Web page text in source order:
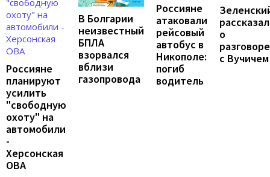
Россияне
планируют
усилить
"свободную
охоту" на
автомобили
-
Херсонская
ОВА
В Болгарии
неизвестный
БПЛА
взорвался
вблизи
газопровода
Россияне
атаковали
рейсовый
автобус в
Никополе:
погиб
водитель
рассказал
о
разговоре
с Вучичем